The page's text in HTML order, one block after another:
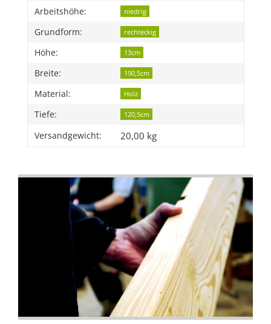
Arbeitshöhe: niedrig
Grundform: rechteckig
Höhe: 13cm
Breite: 190,5cm
Material: Holz
Tiefe: 120,5cm
Versandgewicht: 20,00 kg